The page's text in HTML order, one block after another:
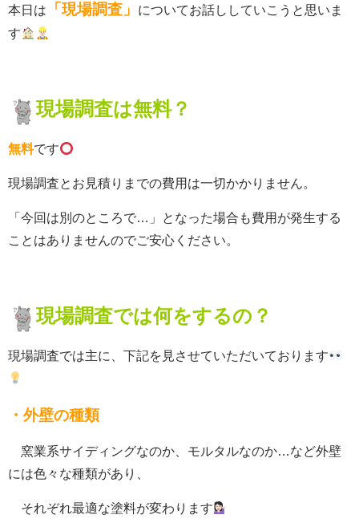
本日は 「現場調査」
についてお話ししていこうと思いま
す
現場調査は無料？
無料です
現場調査とお見積りまでの費用は一切かかりません。
「今回は別のところで…」となった場合も費用が発生する
ことはありませんのでご安心ください。
現場調査では何をするの？
現場調査では主に、下記を見させていただいております
・外壁の種類
窯業系サイディングなのか、モルタルなのか…など外壁
には色々な種類があり、
それぞれ最適な塗料が変わります